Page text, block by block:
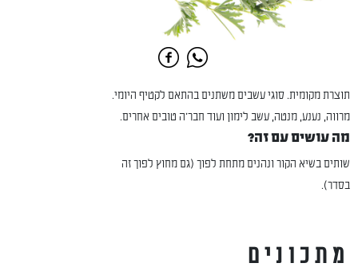
תוצרת מקומית. סוגי עשבים משתנים בהתאם לקטיף היומי.
מרווה, נענע, מנטה, עשב לימון ועוד חבר'ה טובים אחרים.
מה עושים עם זה?
שותים בשיא הקור ונהנים מתחת לפוך (גם מחוץ לפוך זה
בסדר).
מתכונים